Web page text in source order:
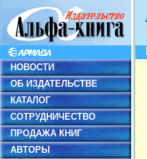
НОВОСТИ
ОБ ИЗДАТЕЛЬСТВЕ
КАТАЛОГ
СОТРУДНИЧЕСТВО
ПРОДАЖА КНИГ
АВТОРЫ